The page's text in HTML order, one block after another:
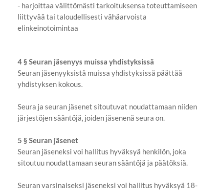
- harjoittaa välittömästi tarkoituksensa toteuttamiseen
liittyvää tai taloudellisesti vähäarvoista
elinkeinotoimintaa
4 § Seuran jäsenyys muissa yhdistyksissä
Seuran jäsenyyksistä muissa yhdistyksissä päättää
yhdistyksen kokous.
Seura ja seuran jäsenet sitoutuvat noudattamaan niiden
järjestöjen sääntöjä, joiden jäsenenä seura on.
5 § Seuran jäsenet
Seuran jäseneksi voi hallitus hyväksyä henkilön, joka
sitoutuu noudattamaan seuran sääntöjä ja päätöksiä.
Seuran varsinaiseksi jäseneksi voi hallitus hyväksyä 18-